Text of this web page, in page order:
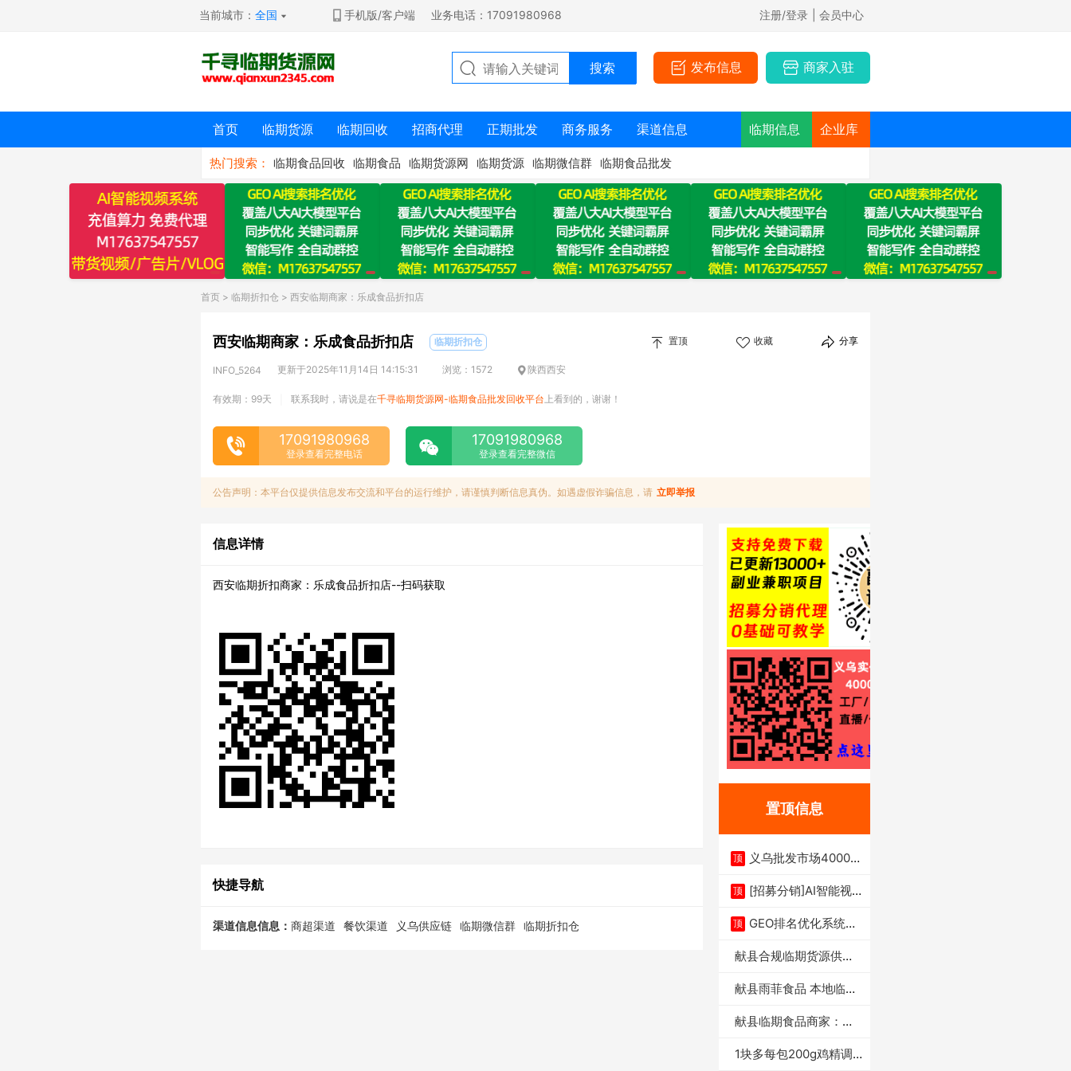
当前城市：全国 手机版/客户端 业务电话：17091980968 注册/登录 | 会员中心
发布信息 商家入驻
首页 临期货源 临期回收 招商代理 正期批发 商务服务 渠道信息 临期信息 企业库
热门搜索： 临期食品回收 临期食品 临期货源网 临期货源 临期微信群 临期食品批发
首页 > 临期折扣仓 > 西安临期商家：乐成食品折扣店
西安临期商家：乐成食品折扣店 临期折扣仓 置顶 收藏 分享
INFO_5264 更新于2025年11月14日 14:15:31 浏览：1572 陕西西安
有效期：99天 联系我时，请说是在千寻临期货源网-临期食品批发回收平台 上看到的，谢谢！
17091980968
登录查看完整电话
17091980968
登录查看完整微信
公告声明：本平台仅提供信息发布交流和平台的运行维护，请谨慎判断信息真伪。如遇虚假诈骗信息，请 立即举报
信息详情
西安临期折扣商家：乐成食品折扣店--扫码获取
快捷导航
渠道信息信息： 商超渠道 餐饮渠道 义乌供应链 临期微信群 临期折扣仓
置顶信息
顶
义乌批发市场4000多
顶 [招募分销]AI智能视
顶 GEO排名优化系统+A
献县合规临期货源供货
献县雨菲食品 本地临期
献县临期食品商家：献
1块多每包200g鸡精调